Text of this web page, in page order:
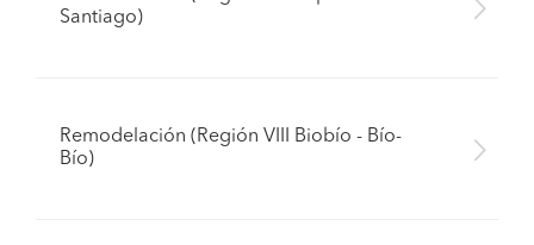
Santiago)
Remodelación (Región VIII Biobío - Bío-
Bío)